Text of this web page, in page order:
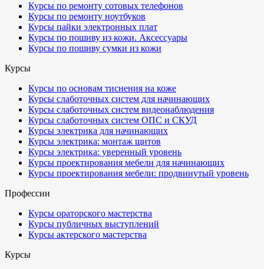
Курсы по ремонту сотовых телефонов
Курсы по ремонту ноутбуков
Курсы пайки электронных плат
Курсы по пошиву из кожи. Аксессуары
Курсы по пошиву сумки из кожи
Курсы
Курсы по основам тиснения на коже
Курсы слаботочных систем для начинающих
Курсы слаботочных систем видеонаблюдения
Курсы слаботочных систем ОПС и СКУД
Курсы электрика для начинающих
Курсы электрика: монтаж щитов
Курсы электрика: уверенный уровень
Курсы проектирования мебели для начинающих
Курсы проектирования мебели: продвинутый уровень
Профессии
Курсы ораторского мастерства
Курсы публичных выступлений
Курсы актерского мастерства
Курсы